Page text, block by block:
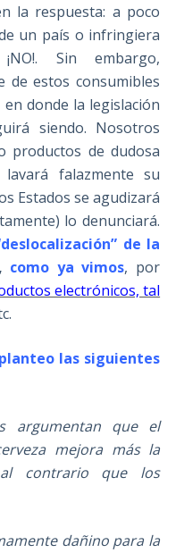
la respuesta: a poco
un país o infringiera
Sin embargo,
de estos consumibles
donde la legislación
siendo. Nosotros
productos de dudosa
falazmente su
Estados se agudizará
lo denunciará.
de la
, como ya vimos, por
electrónicos, tal
las siguientes
argumentan que el
mejora más la
contrario que los
dañino para la